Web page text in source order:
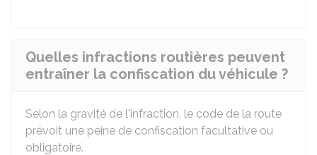
Quelles infractions routières peuvent
entraîner la confiscation du véhicule ?
Selon la gravité de l'infraction, le code de la route
prévoit une peine de confiscation facultative ou
obligatoire.